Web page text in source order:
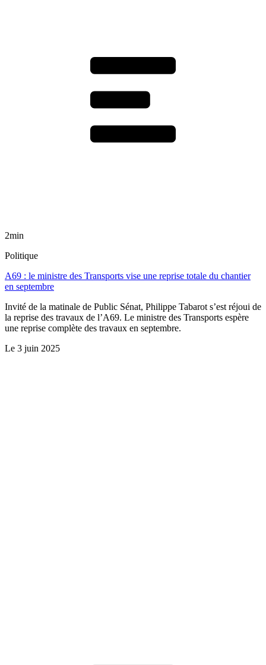
2min
Politique
A69 : le ministre des Transports vise une reprise totale du chantier
en septembre
Invité de la matinale de Public Sénat, Philippe Tabarot s’est réjoui de
la reprise des travaux de l’A69. Le ministre des Transports espère
une reprise complète des travaux en septembre.
Le 3 juin 2025